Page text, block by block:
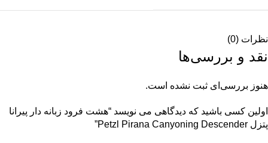
نظرات (0)
نقد و بررسی‌ها
هنوز بررسی‌ای ثبت نشده است.
اولین کسی باشید که دیدگاهی می نویسد “هشت فرود زبانه دار پیرانا
پتزل Petzl Pirana Canyoning Descender”